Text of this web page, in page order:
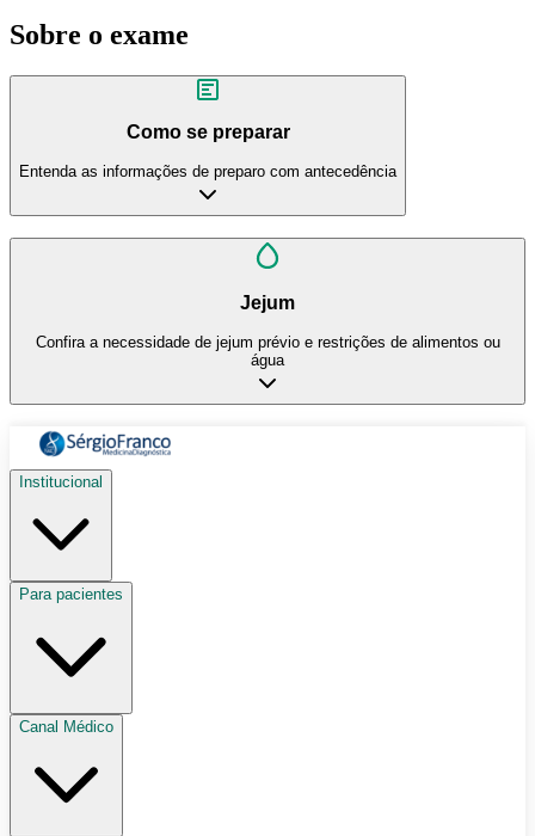
Sobre o exame
Como se preparar
Entenda as informações de preparo com antecedência
Jejum
Confira a necessidade de jejum prévio e restrições de alimentos ou
água
Institucional
Para pacientes
Canal Médico